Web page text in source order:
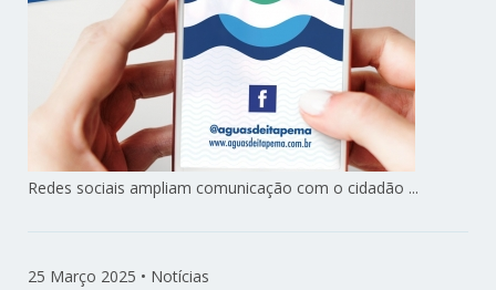
Redes sociais ampliam comunicação com o cidadão ...
25 Março 2025 • Notícias